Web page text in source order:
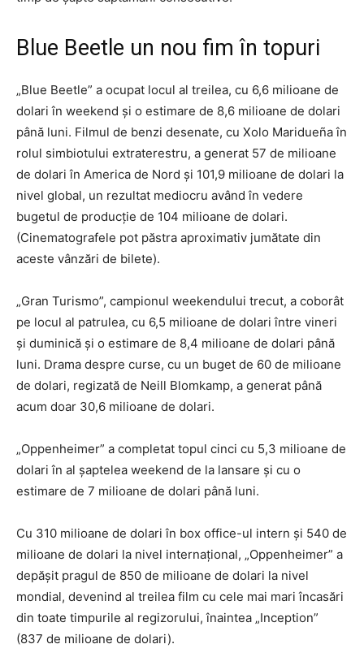
Blue Beetle un nou fim în topuri
„Blue Beetle” a ocupat locul al treilea, cu 6,6 milioane de
dolari în weekend şi o estimare de 8,6 milioane de dolari
până luni. Filmul de benzi desenate, cu Xolo Maridueña în
rolul simbiotului extraterestru, a generat 57 de milioane
de dolari în America de Nord şi 101,9 milioane de dolari la
nivel global, un rezultat mediocru având în vedere
bugetul de producţie de 104 milioane de dolari.
(Cinematografele pot păstra aproximativ jumătate din
aceste vânzări de bilete).
„Gran Turismo”, campionul weekendului trecut, a coborât
pe locul al patrulea, cu 6,5 milioane de dolari între vineri
şi duminică şi o estimare de 8,4 milioane de dolari până
luni. Drama despre curse, cu un buget de 60 de milioane
de dolari, regizată de Neill Blomkamp, a generat până
acum doar 30,6 milioane de dolari.
„Oppenheimer” a completat topul cinci cu 5,3 milioane de
dolari în al şaptelea weekend de la lansare şi cu o
estimare de 7 milioane de dolari până luni.
Cu 310 milioane de dolari în box office-ul intern şi 540 de
milioane de dolari la nivel internaţional, „Oppenheimer” a
depăşit pragul de 850 de milioane de dolari la nivel
mondial, devenind al treilea film cu cele mai mari încasări
din toate timpurile al regizorului, înaintea „Inception”
(837 de milioane de dolari).